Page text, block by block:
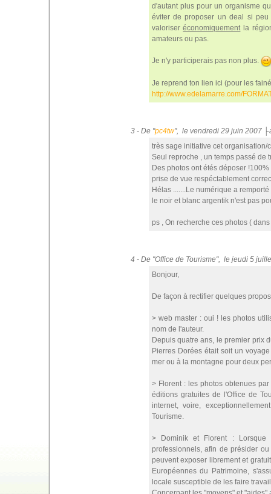
d'autant plus pour un organisme
éviter de proposer un deal si
valoriseréconomiquementla
amateurs ou pas.
Je n'y participerais pas non plus.
Je reprend ton lien ici (pour les
http://www.edelamarre.com/
3 - De "pc4tw", le vendredi 29 juin 2007
très sage initiative cet organisation/
Seul reproche , un temps passé de
Des photos ont étés déposer
prise de vue respéctablement
Hélas .......Le numérique a
le noir et blanc argentik n'est pas
ps , On recherche ces photos (
4 - De "Office de Tourisme", le jeudi 5
Bonjour,
De façon à rectifier quelques
> web master : oui ! les photos
nom de l'auteur.
Depuis quatre ans, le premier prix
Pierres Dorées était soit un
mer ou à la montagne pour deux
> Florent : les photos obtenues
éditions gratuites de l'Office de
internet, voire,
Tourisme.
> Dominik et Florent : Lorsque
professionnels, afin de présider
peuvent exposer librement et
Européennes du Patrimoine,
locale susceptible de les faire